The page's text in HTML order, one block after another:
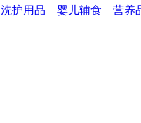
洗护用品 婴儿辅食 营养